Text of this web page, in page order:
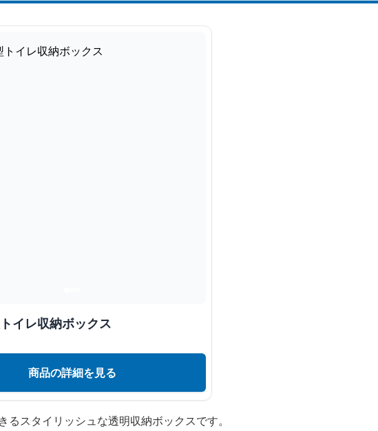
イレ収納ボックス
商品の詳細を見る
るスタイリッシュな透明収納ボックスです。